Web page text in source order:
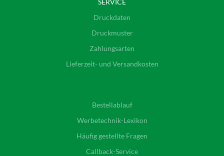
SERVICE
Druckdaten
Druckmuster
Zahlungsarten
Lieferzeit- und Versandkosten
Bestellablauf
Werbetechnik-Lexikon
Häufig gestellte Fragen
Callback-Service